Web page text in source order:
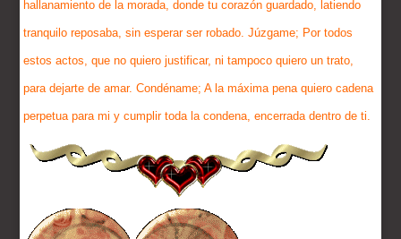
hallanamiento de la morada, donde tu corazón guardado, latiendo
tranquilo reposaba, sin esperar ser robado. Júzgame; Por todos
estos actos, que no quiero justificar, ni tampoco quiero un trato,
para dejarte de amar. Condéname; A la máxima pena quiero cadena
perpetua para mi y cumplir toda la condena, encerrada dentro de ti.